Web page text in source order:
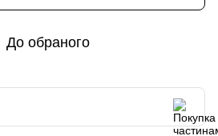
До обраного